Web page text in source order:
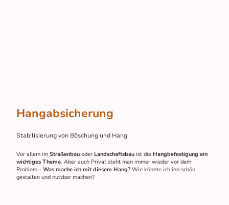
Hangabsicherung
Stabilisierung von Böschung und Hang
Vor allem im Straßenbau oder Landschaftsbau ist die Hangbefestigung ein
wichtiges Thema. Aber auch Privat steht man immer wieder vor dem
Problem - Was mache ich mit diesem Hang? Wie könnte ich ihn schön
gestalten und nutzbar machen?